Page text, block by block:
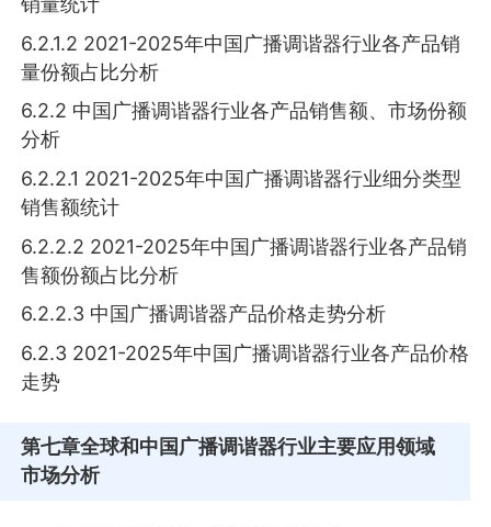
6.2.1.2 2021-2025年中国广播调谐器行业各产品销
量份额占比分析
6.2.2 中国广播调谐器行业各产品销售额、市场份额
分析
6.2.2.1 2021-2025年中国广播调谐器行业细分类型
销售额统计
6.2.2.2 2021-2025年中国广播调谐器行业各产品销
售额份额占比分析
6.2.2.3 中国广播调谐器产品价格走势分析
6.2.3 2021-2025年中国广播调谐器行业各产品价格
走势
第七章全球和中国广播调谐器行业主要应用领域
市场分析